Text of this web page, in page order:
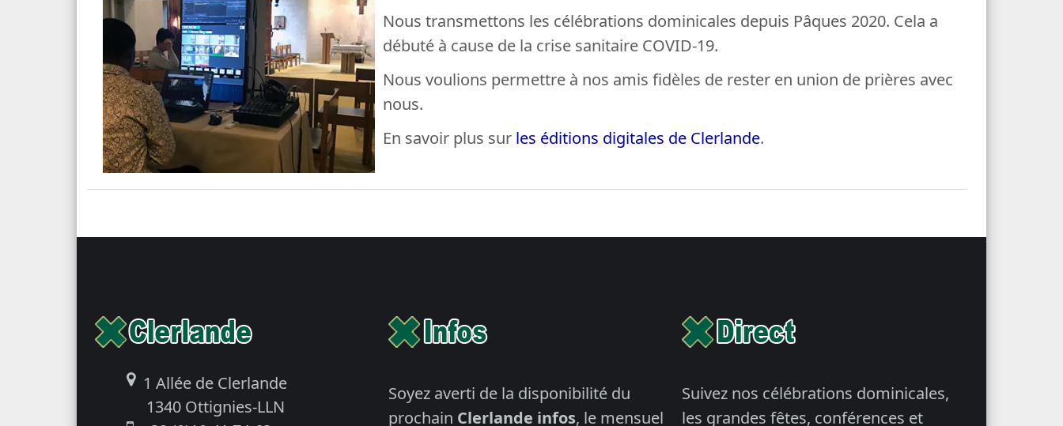
Nous transmettons les célébrations dominicales depuis Pâques 2020. Cela a
débuté à cause de la crise sanitaire COVID-19.
Nous voulions permettre à nos amis fidèles de rester en union de prières avec
nous.
En savoir plus sur les éditions digitales de Clerlande.
1 Allée de Clerlande
1340 Ottignies-LLN
Soyez averti de la disponibilité du
prochain Clerlande infos, le mensuel
Suivez nos célébrations dominicales,
les grandes fêtes, conférences et